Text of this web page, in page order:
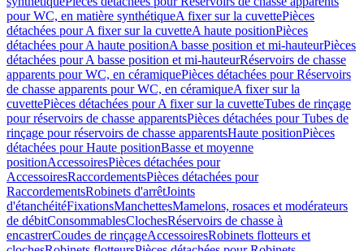
pour WC, en matière synthétiqueA fixer sur la cuvettePièces
détachées pour A fixer sur la cuvetteA haute positionPièces
détachées pour A haute positionA basse position et mi-hauteurPièces
détachées pour A basse position et mi-hauteurRéservoirs de chasse
apparents pour WC, en céramiquePièces détachées pour Réservoirs
de chasse apparents pour WC, en céramiqueA fixer sur la
cuvettePièces détachées pour A fixer sur la cuvetteTubes de rinçage
pour réservoirs de chasse apparentsPièces détachées pour Tubes de
rinçage pour réservoirs de chasse apparentsHaute positionPièces
détachées pour Haute positionBasse et moyenne
positionAccessoiresPièces détachées pour
AccessoiresRaccordementsPièces détachées pour
RaccordementsRobinets d'arrêtJoints
d'étanchéitéFixationsManchettesMamelons, rosaces et modérateurs
de débitConsommablesClochesRéservoirs de chasse à
encastrerCoudes de rinçageAccessoiresRobinets flotteurs et